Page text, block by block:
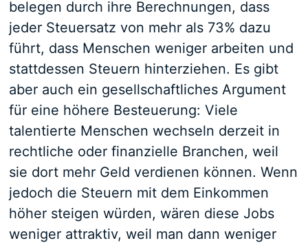
belegen durch ihre Berechnungen, dass
jeder Steuersatz von mehr als 73% dazu
führt, dass Menschen weniger arbeiten und
stattdessen Steuern hinterziehen. Es gibt
aber auch ein gesellschaftliches Argument
für eine höhere Besteuerung: Viele
talentierte Menschen wechseln derzeit in
rechtliche oder finanzielle Branchen, weil
sie dort mehr Geld verdienen können. Wenn
jedoch die Steuern mit dem Einkommen
höher steigen würden, wären diese Jobs
weniger attraktiv, weil man dann weniger